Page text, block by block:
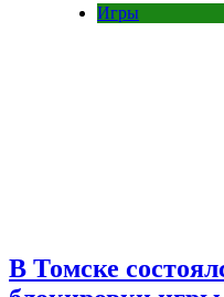
Игры
В Томске